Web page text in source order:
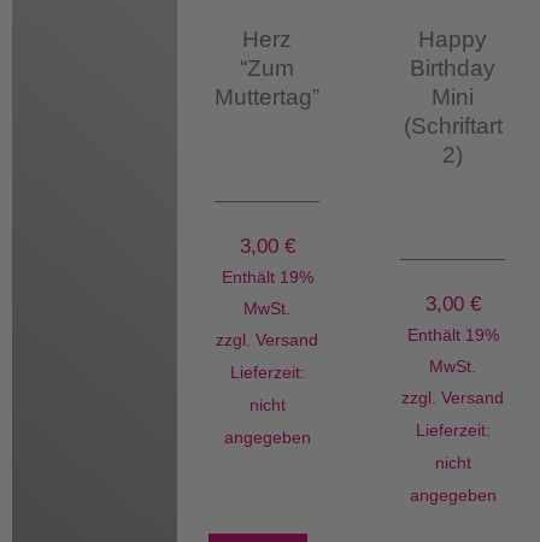
Herz
“Zum
Muttertag”
3,00 €
Enthält 19%
MwSt.
zzgl.Versand
Lieferzeit:
nicht
angegeben
Happy
Birthday
Mini
(Schriftart
2)
3,00 €
Enthält 19%
MwSt.
zzgl.Versand
Lieferzeit:
nicht
angegeben